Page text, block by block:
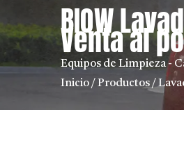
BIQW
Venta al
Equipos de Limpieza -
Inicio/ Productos/